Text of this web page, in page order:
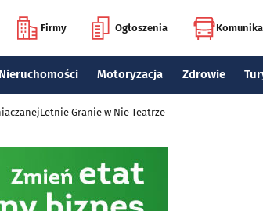
Firmy Ogłoszenia
Nieruchomości Motoryzacja Zdrowie
Letnie Granie w Nie Teatrze